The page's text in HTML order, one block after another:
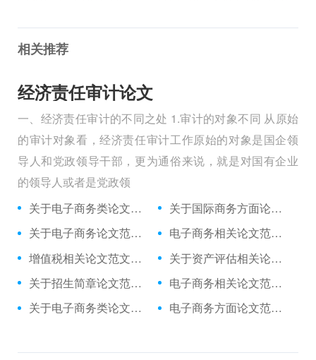
相关推荐
经济责任审计论文
一、经济责任审计的不同之处 1.审计的对象不同 从原始
的审计对象看，经济责任审计工作原始的对象是国企领
导人和党政领导干部，更为通俗来说，就是对国有企业
的领导人或者是党政领
关于电子商务类论文范例,与旅游电子商务冲击下旅行社的策略相关论文发表
关于国际商务方面论文范文集,与高职国际商务单证课程与单证岗位对接相关论文答辩开场白
关于电子商务论文范文文献,与临商网看临沂电子商务存在的问题?相关论文答辩
电子商务相关论文范文文献,与价格战背景下户外电子商务的法则相关论文查重免费
增值税相关论文范文集,与公用往来科目集中核算管理相关毕业论文怎么写
关于资产评估相关论文范文例文,与对小型评估机构助理人员业务培训的初步相关论文范文
关于招生简章论文范文例文,与民办学校招生简章失真防范相关毕业论文提纲
电子商务相关论文范文例文,与基于行动导向的电子商务课堂教学模式的相关毕业论文怎么写
关于电子商务类论文范文数据库,与电子商务对常设机构原则的挑战相关论文摘要怎么写
电子商务方面论文范文文献,与制约我国电子商务的主要因素解决途径相关毕业论文致谢